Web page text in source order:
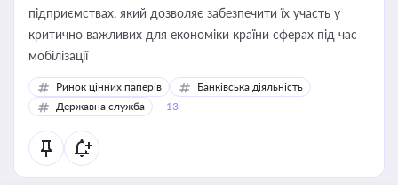
підприємствах, який дозволяє забезпечити їх участь у
критично важливих для економіки країни сферах під час
мобілізації
Ринок цінних паперів
Банківська діяльність
Державна служба
+13